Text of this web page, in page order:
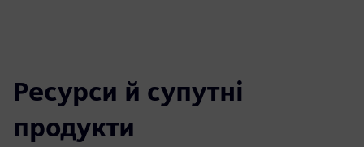
Ресурси й супутні
продукти